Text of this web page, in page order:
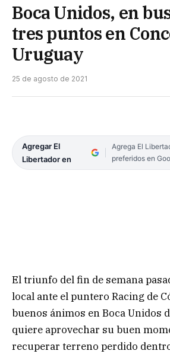
Boca Unidos, en
tres puntos en
Uruguay
25 de agosto de 2021
Agregar El
Libertador en
Agrega El
preferidos en
El triunfo del fin de semana
local ante el puntero Racing de
buenos ánimos en Boca Unidos
quiere aprovechar su buen
recuperar terreno perdido